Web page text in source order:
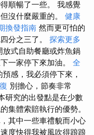
順暢了一些。 我感覺
沒什麼嚴重的。 健康
換發指南 然而更可怕的
分之三了。 探索更多
式自助餐廳或炸魚鍋
一家停下來加油。 全
感，我必須停下來，
別擔心，節奏非常
研究的出發點是在少數
集體索賠執行的優勢。
其中一些車禮貌而小心
度快得我被風吹得踉踉